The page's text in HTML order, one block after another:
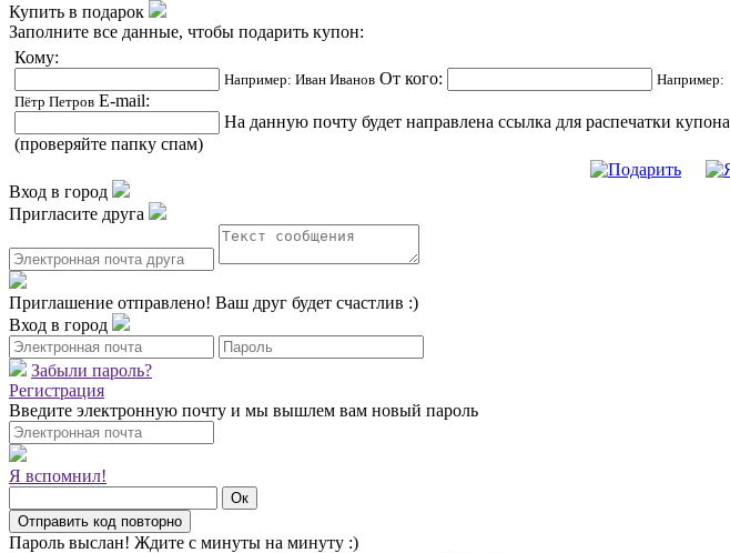
Купить в подарок
Заполните все данные, чтобы подарить купон:
Кому:
Например: Иван Иванов От кого:
Например:
Пётр Петров E-mail:
На данную почту будет направлена ссылка для распечатки купона
(проверяйте папку спам)
Вход в город
Пригласите друга
Приглашение отправлено! Ваш друг будет счастлив :)
Вход в город
Забыли пароль?
Регистрация
Введите электронную почту и мы вышлем вам новый пароль
Я вспомнил!
Пароль выслан! Ждите с минуты на минуту :)